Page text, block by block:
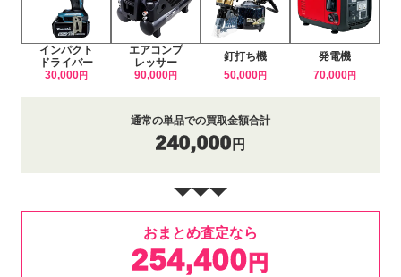
インパクト
ドライバー
30,000円
エアコンプ
レッサー
90,000円
釘打ち機
50,000円
発電機
70,000円
通常の単品での買取金額合計
240,000 円
おまとめ査定なら
254,400 円